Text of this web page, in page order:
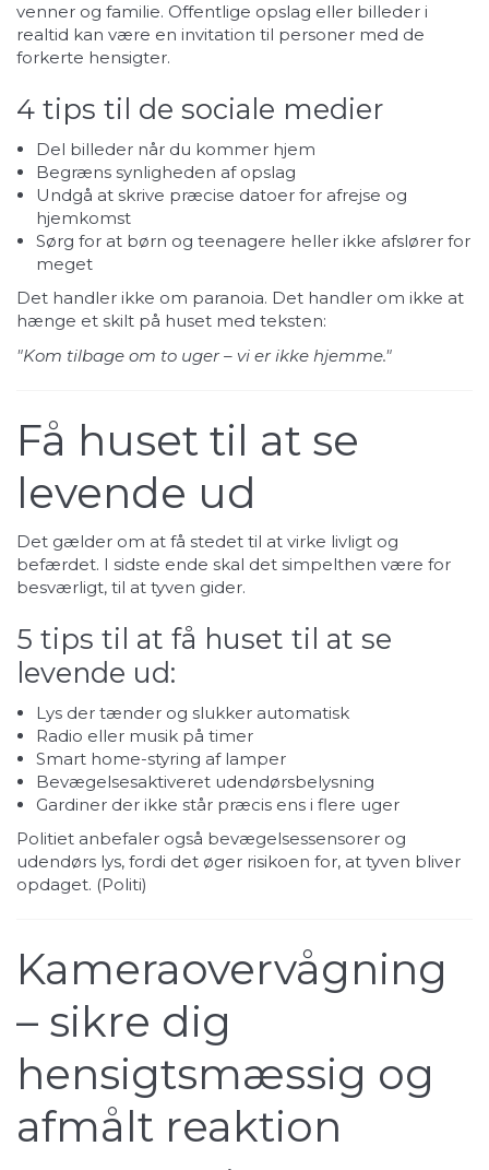
venner og familie. Offentlige opslag eller billeder i
realtid kan være en invitation til personer med de
forkerte hensigter.
4 tips til de sociale medier
Del billeder når du kommer hjem
Begræns synligheden af opslag
Undgå at skrive præcise datoer for afrejse og
hjemkomst
Sørg for at børn og teenagere heller ikke afslører for
meget
Det handler ikke om paranoia. Det handler om ikke at
hænge et skilt på huset med teksten:
"Kom tilbage om to uger – vi er ikke hjemme."
Få huset til at se
levende ud
Det gælder om at få stedet til at virke livligt og
befærdet. I sidste ende skal det simpelthen være for
besværligt, til at tyven gider.
5 tips til at få huset til at se
levende ud:
Lys der tænder og slukker automatisk
Radio eller musik på timer
Smart home-styring af lamper
Bevægelsesaktiveret udendørsbelysning
Gardiner der ikke står præcis ens i flere uger
Politiet anbefaler også bevægelsessensorer og
udendørs lys, fordi det øger risikoen for, at tyven bliver
opdaget. (Politi)
Kameraovervågning
– sikre dig
hensigtsmæssig og
afmålt reaktion